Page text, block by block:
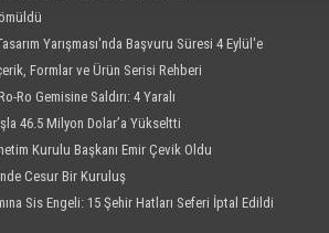
Yarışması'nda Başvuru Süresi 4 Eylül'e
Formlar ve Ürün Serisi Rehberi
Ro Gemisine Saldırı: 4 Yaralı
46.5 Milyon Dolar’a Yükseltti
Kurulu Başkanı Emir Çevik Oldu
Cesur Bir Kuruluş
Sis Engeli: 15 Şehir Hatları Seferi İptal Edildi